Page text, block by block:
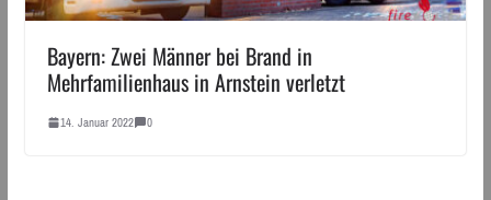
Bayern: Zwei Männer bei Brand in
Mehrfamilienhaus in Arnstein verletzt
14. Januar 2022 0